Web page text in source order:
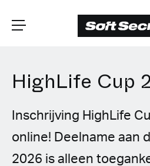
CHOOSE YOUR
LANGUAGE
Dutch
HighLife Cup
Inschrijving HighLife
online! Deelname aan
2026 is alleen